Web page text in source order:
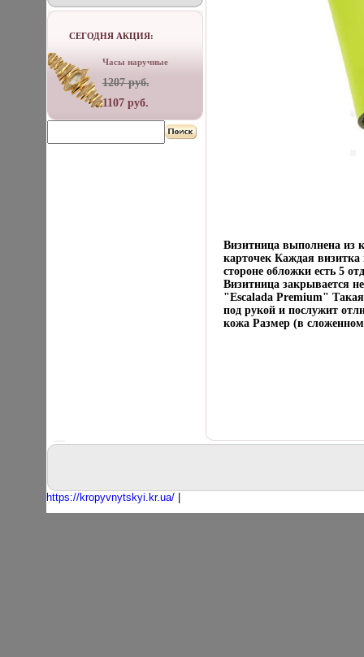
СЕГОДНЯ АКЦИЯ:
Часы наручные
1207 руб.
1107 руб.
Визитница выполнена из
карточек Каждая
стороне обложки есть 5
Визитница закрывается
"Escalada Premium"
под рукой и послужит
кожа Размер (в
https://kropyvnytskyi.kr.ua/|